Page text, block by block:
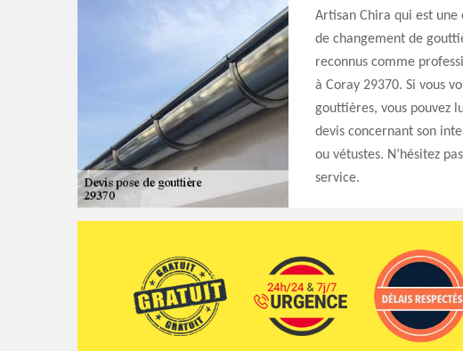
Artisan Chira qui est
de changement de
reconnus comme
à Coray 29370. Si vous
gouttières, vous pouvez
devis concernant son
ou vétustes. N’hésitez
service.